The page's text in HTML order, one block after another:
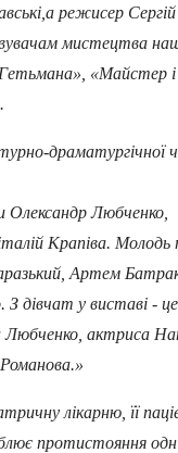
режисер Сергій
мистецтва
«Майстер і
драматургічної
Любченко,
Крапіва.
Артем
дівчат у виставі - це
Любченко, актриса
лікарню, її
протистояння